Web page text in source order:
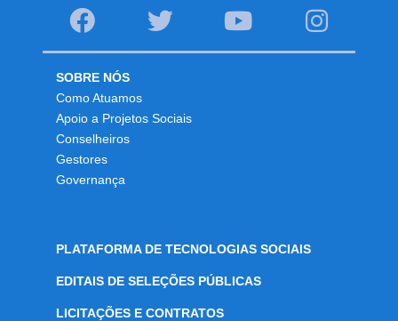
SOBRE NÓS
Como Atuamos
Apoio a Projetos Sociais
Conselheiros
Gestores
Governança
PLATAFORMA DE TECNOLOGIAS SOCIAIS
EDITAIS DE SELEÇÕES PÚBLICAS
LICITAÇÕES E CONTRATOS